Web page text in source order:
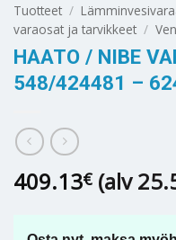
Tuotteet /
varaosat ja tarvikkeet /
HAATO / NIBE
548/424481 –
409.13€ (alv